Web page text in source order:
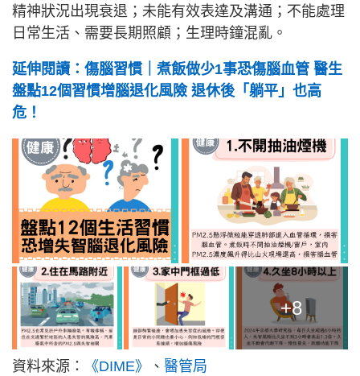
精神狀況出現衰退；未能有效表達及溝通；不能處理
日常生活、需要長期照顧；生理時鐘混亂。
延伸閱讀：傷腦習慣｜煮飯做少1事恐傷腦血管 醫生
盤點12個習慣增腦退化風險 退休後「躺平」也高
危！
+8
資料來源： 《DIME》 、 醫管局